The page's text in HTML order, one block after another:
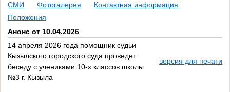
СМИ
Фотогалерея
Контактная информация
Положения
Анонс от 10.04.2026
14 апреля 2026 года помощник судьи
Кызылского городского суда проведет
беседу с учениками 10-х классов школы
№3 г. Кызыла
версия для печати